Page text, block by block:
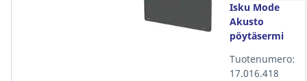
Isku Mode
Akusto
pöytäsermi
harmaa,
Tuotenumero:
17.016.418